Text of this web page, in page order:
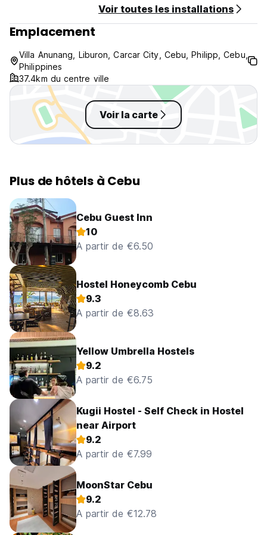
Voir toutes les installations
Emplacement
Villa Anunang, Liburon, Carcar City, Cebu, Philipp, Cebu,
Philippines
37.4km du centre ville
Voir la carte
Plus de hôtels à Cebu
Cebu Guest Inn
10
A partir de €6.50
Hostel Honeycomb Cebu
9.3
A partir de €8.63
Yellow Umbrella Hostels
9.2
A partir de €6.75
Kugii Hostel - Self Check in Hostel
near Airport
9.2
A partir de €7.99
MoonStar Cebu
9.2
A partir de €12.78